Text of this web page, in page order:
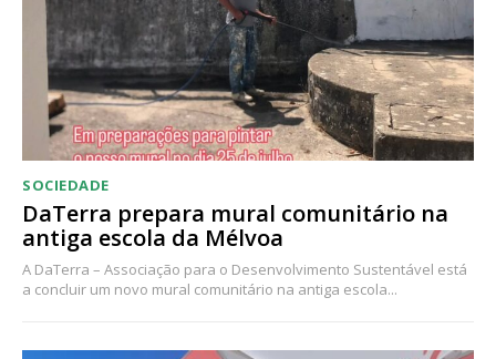
SOCIEDADE
DaTerra prepara mural comunitário na
antiga escola da Mélvoa
A DaTerra – Associação para o Desenvolvimento Sustentável está
a concluir um novo mural comunitário na antiga escola...